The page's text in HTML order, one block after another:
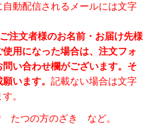
動配信されるメールには文字
注文者様のお名前・お届け先様
用になった場合は、注文フォ
い合わせ欄がございます。そ
います。 記載ない場合は文字
。
つの方のざき など。